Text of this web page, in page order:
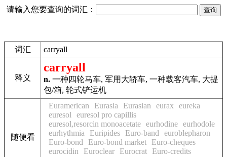
请输入您要查询的词汇：
词汇 carryall
释义
carryall
n. 一种四轮马车, 军用大轿车, 一种载客汽车, 大提
包/箱, 轮式铲运机
随便看
Euramerican Eurasia Eurasian eurax
eureka
euresol
euresol pro capillis
euresol,resorcin monoacetate eurhodine eurhodole
eurhythmia
Euripides Euro-band
euroblepharon
Euro-bond
Euro-bond market
Euro-cheques
eurocidin
Euroclear Eurocrat
Euro-credits